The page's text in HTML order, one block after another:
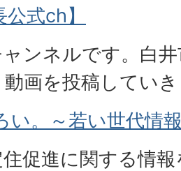
式ch】
ンネルです。白
画を投稿してい
い。～若い世代情
促進に関する情